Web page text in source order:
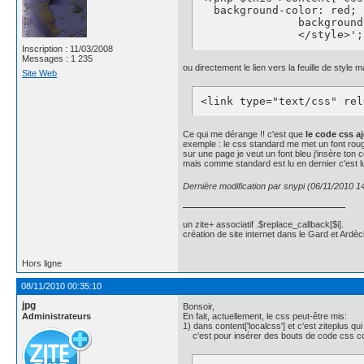
.news_body{
border: 1px solid
-webkit-border-
-webkit-box-shadow:
    color: #fff;
font-family:
    font-size: 1em;
    line-height: 1;
    margin-bottom: 10px;
padding: 15px 0 12px
text-shadow: 0px -
#P0, #P2, #P4, #P6{
background: -moz-
    border-radius: 5px;
-moz-border-radius:
-webkit-border-
-moz-box-shadow:
Inscription : 11/03/2008
Messages : 1 235
Site Web
  background-color: red;
</
ou directement le lien vers la feuille de style
<link type="text/css"
Ce qui me dérange !! c'est quele code css
exemple : le css standard me met un font
sur une page je veut un font bleu j'insère ton
mais comme standard est lu en dernier c'est
Dernière modification par snypi (06/11/2010
un zite+ associatif .$replace_callback[$i].
création de site internet dans le Gard et
Hors ligne
08/11/2010 00:35:10
jpg
Administrateurs
Bonsoir,
En fait, actuellement, le css peut-être mis:
1) dans content['localcss'] et c'est ziteplus
c'est pour insérer des bouts de code css